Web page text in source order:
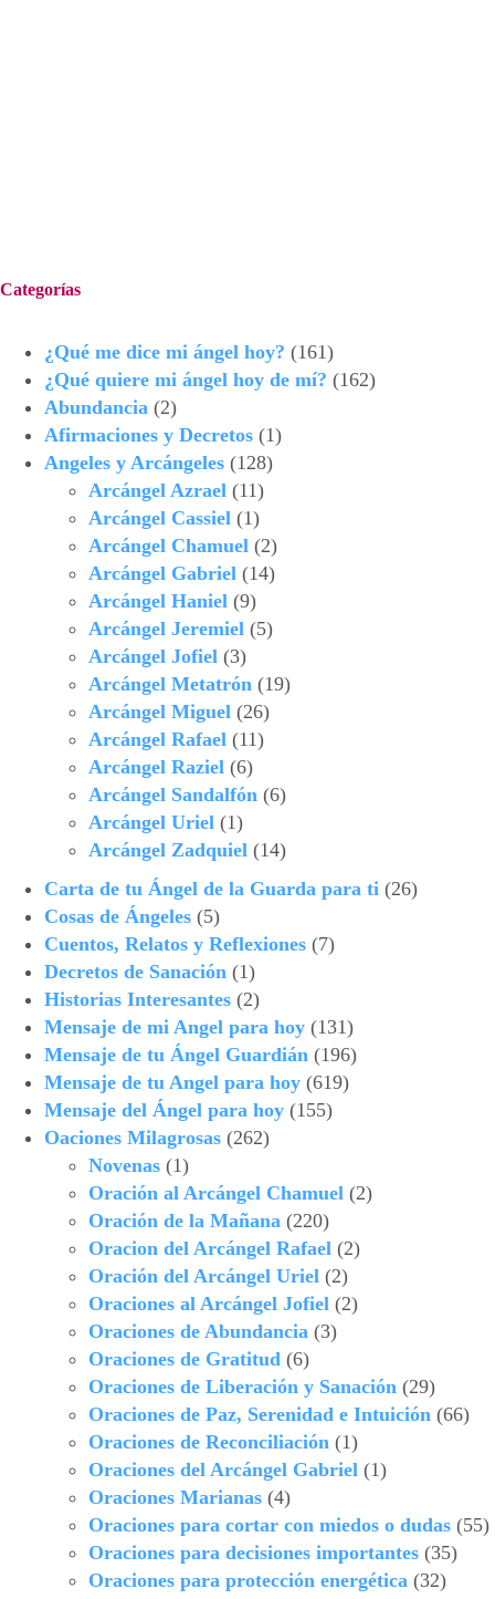
Categorías
¿Qué me dice mi ángel hoy? (161)
¿Qué quiere mi ángel hoy de mí? (162)
Abundancia (2)
Afirmaciones y Decretos (1)
Angeles y Arcángeles (128)
Arcángel Azrael (11)
Arcángel Cassiel (1)
Arcángel Chamuel (2)
Arcángel Gabriel (14)
Arcángel Haniel (9)
Arcángel Jeremiel (5)
Arcángel Jofiel (3)
Arcángel Metatrón (19)
Arcángel Miguel (26)
Arcángel Rafael (11)
Arcángel Raziel (6)
Arcángel Sandalfón (6)
Arcángel Uriel (1)
Arcángel Zadquiel (14)
Carta de tu Ángel de la Guarda para ti (26)
Cosas de Ángeles (5)
Cuentos, Relatos y Reflexiones (7)
Decretos de Sanación (1)
Historias Interesantes (2)
Mensaje de mi Angel para hoy (131)
Mensaje de tu Ángel Guardián (196)
Mensaje de tu Angel para hoy (619)
Mensaje del Ángel para hoy (155)
Oaciones Milagrosas (262)
Novenas (1)
Oración al Arcángel Chamuel (2)
Oración de la Mañana (220)
Oracion del Arcángel Rafael (2)
Oración del Arcángel Uriel (2)
Oraciones al Arcángel Jofiel (2)
Oraciones de Abundancia (3)
Oraciones de Gratitud (6)
Oraciones de Liberación y Sanación (29)
Oraciones de Paz, Serenidad e Intuición (66)
Oraciones de Reconciliación (1)
Oraciones del Arcángel Gabriel (1)
Oraciones Marianas (4)
Oraciones para cortar con miedos o dudas (55)
Oraciones para decisiones importantes (35)
Oraciones para protección energética (32)